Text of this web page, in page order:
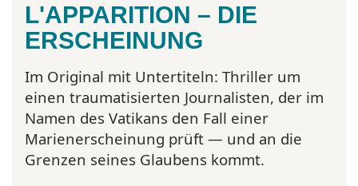
L'APPARITION – DIE
ERSCHEINUNG
Im Original mit Untertiteln: Thriller um
einen traumatisierten Journalisten, der im
Namen des Vatikans den Fall einer
Marienerscheinung prüft — und an die
Grenzen seines Glaubens kommt.